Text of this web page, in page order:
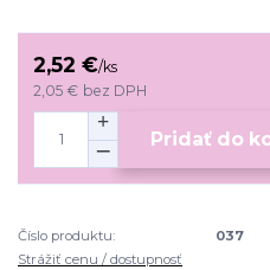
2,52 €/ks
2,05 € bez DPH
Pridať do
Číslo produktu:
037
Strážiť cenu / dostupnosť